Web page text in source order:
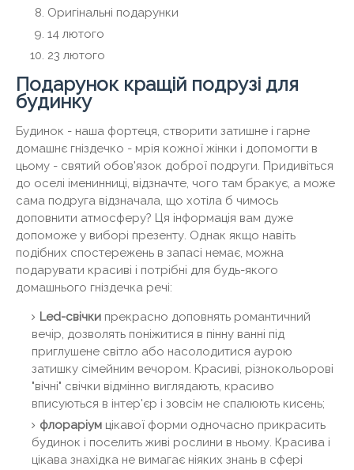
Оригінальні подарунки
14 лютого
23 лютого
Подарунок кращій подрузі для
будинку
Будинок - наша фортеця, створити затишне і гарне
домашнє гніздечко - мрія кожної жінки і допомогти в
цьому - святий обов'язок доброї подруги. Придивіться
до оселі іменинниці, відзначте, чого там бракує, а може
сама подруга відзначала, що хотіла б чимось
доповнити атмосферу? Ця інформація вам дуже
допоможе у виборі презенту. Однак якщо навіть
подібних спостережень в запасі немає, можна
подарувати красиві і потрібні для будь-якого
домашнього гніздечка речі:
Led-свічки прекрасно доповнять романтичний
вечір, дозволять поніжитися в пінну ванні під
приглушене світло або насолодитися аурою
затишку сімейним вечором. Красиві, різнокольорові
"вічні" свічки відмінно виглядають, красиво
вписуються в інтер'єр і зовсім не спалюють кисень;
флораріум цікавої форми одночасно прикрасить
будинок і поселить живі рослини в ньому. Красива і
цікава знахідка не вимагає ніяких знань в сфері